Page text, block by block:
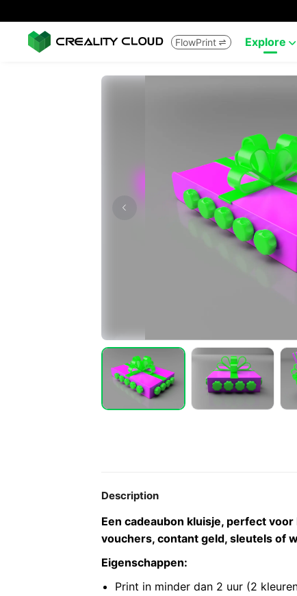
FlowPrint  Explore 
Description
Een cadeaubon kluisje, perfect
vouchers, contant geld, sleutels of
Eigenschappen:
Print in minder dan 2 uur (2